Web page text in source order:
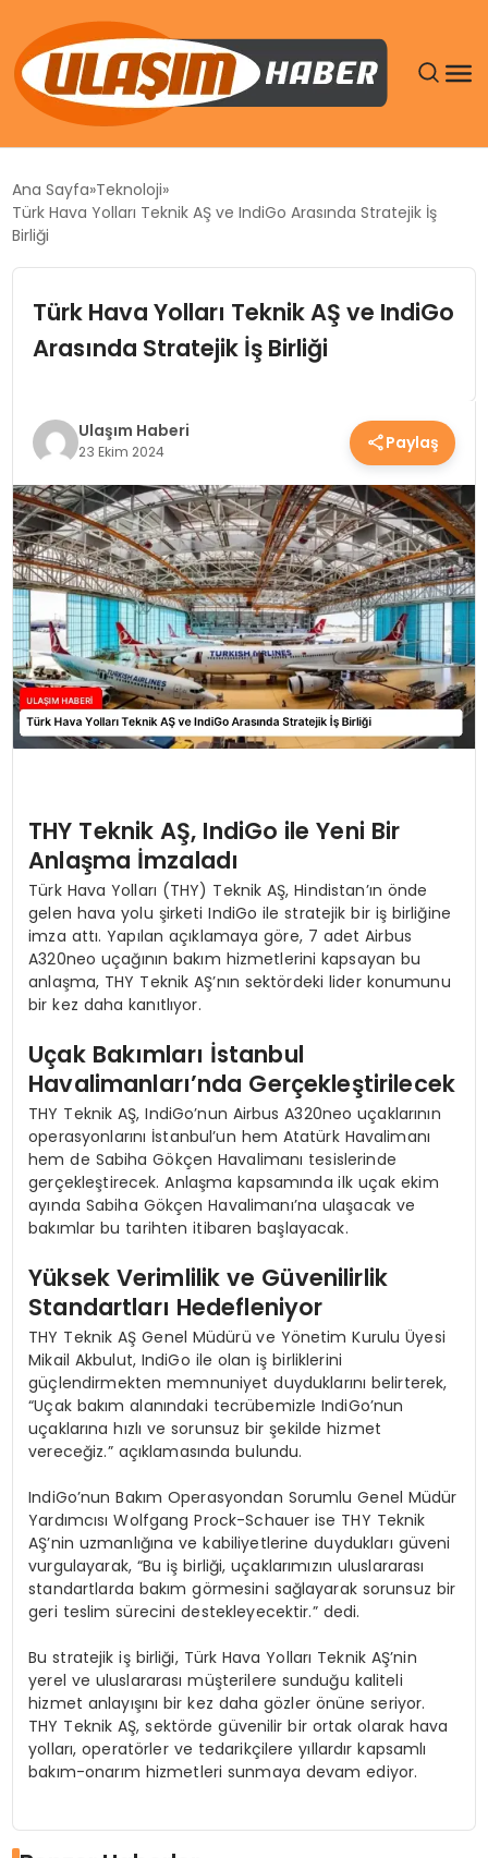
SIYASET
EKONOMI
TEKNOLOJI
SAĞLIK
YAŞAM
Ana Sayfa Teknoloji
Türk Hava Yolları Teknik AŞ ve IndiGo Arasında Stratejik İş
Birliği
Türk Hava Yolları Teknik AŞ ve IndiGo
Arasında Stratejik İş Birliği
Ulaşım Haberi
23 Ekim 2024 Paylaş
THY Teknik AŞ, IndiGo ile Yeni Bir
Anlaşma İmzaladı
Türk Hava Yolları (THY) Teknik AŞ, Hindistan’ın önde
gelen hava yolu şirketi IndiGo ile stratejik bir iş birliğine
imza attı. Yapılan açıklamaya göre, 7 adet Airbus
A320neo uçağının bakım hizmetlerini kapsayan bu
anlaşma, THY Teknik AŞ’nın sektördeki lider konumunu
bir kez daha kanıtlıyor.
Uçak Bakımları İstanbul
Havalimanları’nda Gerçekleştirilecek
THY Teknik AŞ, IndiGo’nun Airbus A320neo uçaklarının
operasyonlarını İstanbul’un hem Atatürk Havalimanı
hem de Sabiha Gökçen Havalimanı tesislerinde
gerçekleştirecek. Anlaşma kapsamında ilk uçak ekim
ayında Sabiha Gökçen Havalimanı’na ulaşacak ve
bakımlar bu tarihten itibaren başlayacak.
Yüksek Verimlilik ve Güvenilirlik
Standartları Hedefleniyor
THY Teknik AŞ Genel Müdürü ve Yönetim Kurulu Üyesi
Mikail Akbulut, IndiGo ile olan iş birliklerini
güçlendirmekten memnuniyet duyduklarını belirterek,
“Uçak bakım alanındaki tecrübemizle IndiGo’nun
uçaklarına hızlı ve sorunsuz bir şekilde hizmet
vereceğiz.” açıklamasında bulundu.
IndiGo’nun Bakım Operasyondan Sorumlu Genel Müdür
Yardımcısı Wolfgang Prock-Schauer ise THY Teknik
AŞ’nin uzmanlığına ve kabiliyetlerine duydukları güveni
vurgulayarak, “Bu iş birliği, uçaklarımızın uluslararası
standartlarda bakım görmesini sağlayarak sorunsuz bir
geri teslim sürecini destekleyecektir.” dedi.
Bu stratejik iş birliği, Türk Hava Yolları Teknik AŞ’nin
yerel ve uluslararası müşterilere sunduğu kaliteli
hizmet anlayışını bir kez daha gözler önüne seriyor.
THY Teknik AŞ, sektörde güvenilir bir ortak olarak hava
yolları, operatörler ve tedarikçilere yıllardır kapsamlı
bakım-onarım hizmetleri sunmaya devam ediyor.